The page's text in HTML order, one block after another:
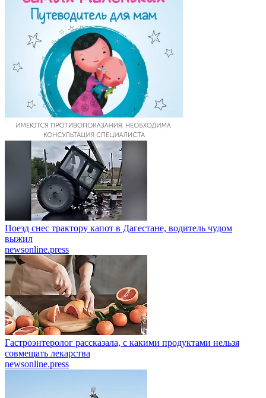
Поезд снес трактору капот в Дагестане, водитель чудом
выжил
newsonline.press
Гастроэнтеролог рассказала, с какими продуктами нельзя
совмещать лекарства
newsonline.press